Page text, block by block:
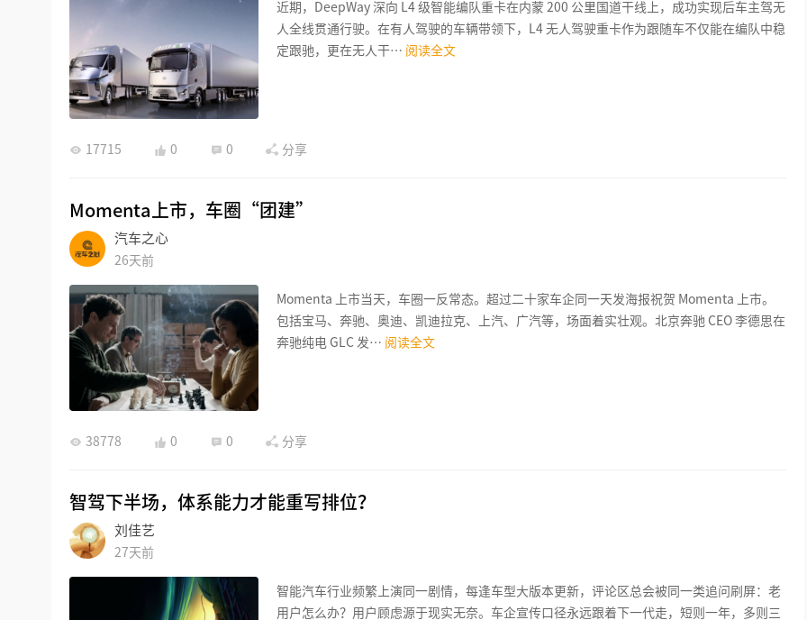
近期，DeepWay 深向 L4 级智能编队重卡在内蒙 200 公里国道干线上，成功实现后车主驾无
人全线贯通行驶。在有人驾驶的车辆带领下，L4 无人驾驶重卡作为跟随车不仅能在编队中稳
定跟驰，更在无人干… 阅读全文
17715 0 0 分享
Momenta上市，车圈“团建”
汽车之心
26天前
Momenta 上市当天，车圈一反常态。超过二十家车企同一天发海报祝贺 Momenta 上市。
包括宝马、奔驰、奥迪、凯迪拉克、上汽、广汽等，场面着实壮观。北京奔驰 CEO 李德思在
奔驰纯电 GLC 发… 阅读全文
38778 0 0 分享
智驾下半场，体系能力才能重写排位？
刘佳艺
27天前
智能汽车行业频繁上演同一剧情，每逢车型大版本更新，评论区总会被同一类追问刷屏：老
用户怎么办？用户顾虑源于现实无奈。车企宣传口径永远跟着下一代走，短则一年，多则三